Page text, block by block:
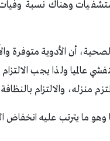
مستشفيات وهناك نسبة
أن الأدوية متوفرة
عالميا ولذا يجب
منزله، والالتزام
وهو ما يترتب عليه انخفاض